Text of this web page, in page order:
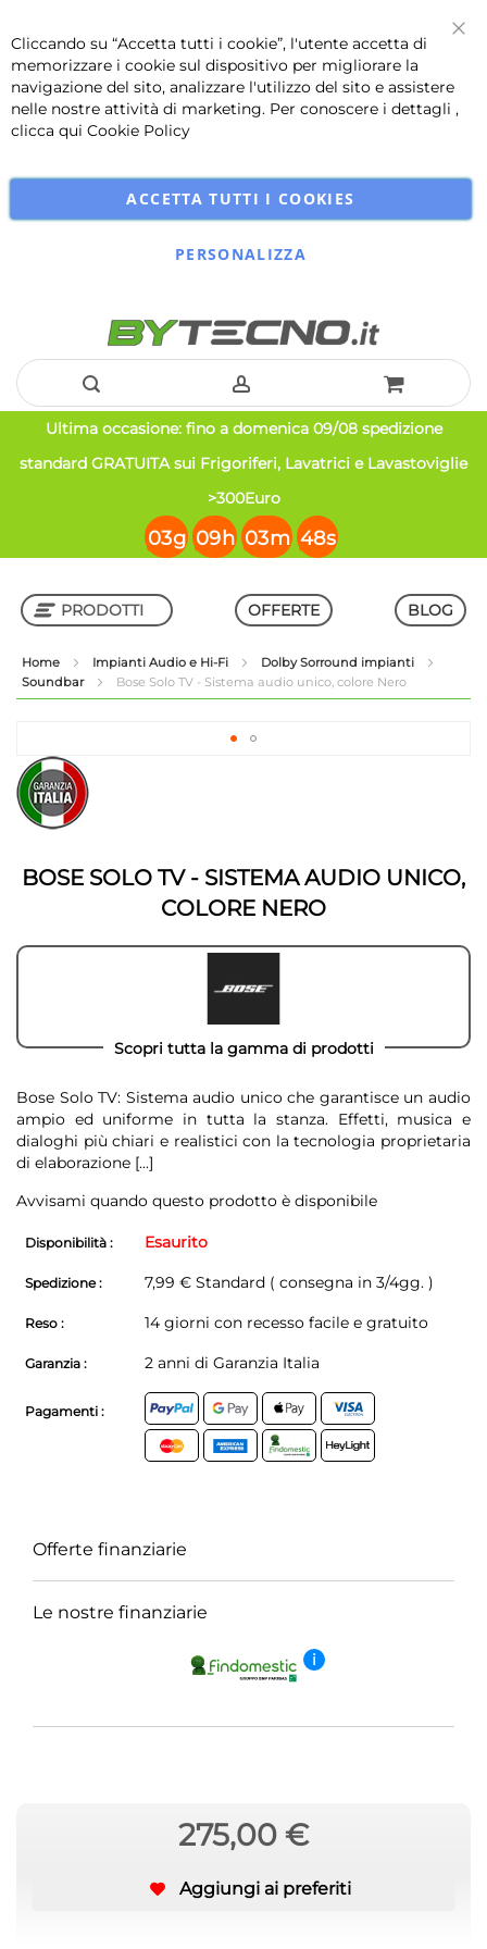
Cliccando su “Accetta tutti i cookie”, l'utente accetta di
memorizzare i cookie sul dispositivo per migliorare la
navigazione del sito, analizzare l'utilizzo del sito e assistere
nelle nostre attività di marketing. Per conoscere i dettagli ,
clicca qui Cookie Policy
ACCETTA TUTTI I COOKIES
PERSONALIZZA
Salta
al
Ultima occasione: fino a domenica 09/08 spedizione
standard GRATUITA sui Frigoriferi, Lavatrici e Lavastoviglie
>300Euro
03g 09h 03m 47s
PRODOTTI
Shop in Shop
OFFERTE BLOG
Home Impianti Audio e Hi-Fi
Dolby Sorround impianti
Soundbar
Bose Solo TV - Sistema audio unico, colore Nero
fine
della
galleria
Vai
all'inizio
della
galleria
immagini
BOSE SOLO TV - SISTEMA AUDIO UNICO,
COLORE NERO
Scopri tutta la gamma di prodotti
Bose Solo TV: Sistema audio unico che garantisce un audio
ampio ed uniforme in tutta la stanza. Effetti, musica e
dialoghi più chiari e realistici con la tecnologia proprietaria
di elaborazione [...]
Avvisami quando questo prodotto è disponibile
Disponibilità : Esaurito
Spedizione : 7,99 € Standard ( consegna in 3/4gg. )
Reso : 14 giorni con recesso facile e gratuito
Garanzia : 2 anni di Garanzia Italia
Pagamenti :
275,00 €
Aggiungi ai preferiti
Offerte finanziarie
Le nostre finanziarie
i